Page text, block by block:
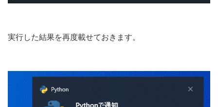
実行した結果を再度載せておきます。